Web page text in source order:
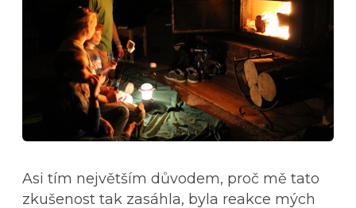
Asi tím největším důvodem, proč mě tato
zkušenost tak zasáhla, byla reakce mých